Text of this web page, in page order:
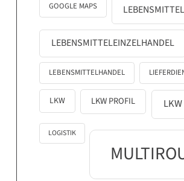
GOOGLE MAPS
LEBENSMITTELEINZELHANDEL
LEBENSMITTELHANDEL
LKW LKW PROFIL
LOGISTIK